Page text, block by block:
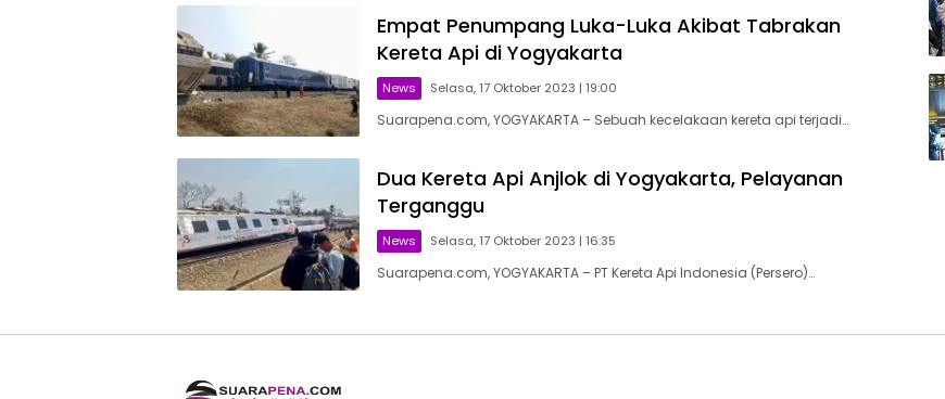
Empat Penumpang Luka-Luka Akibat Tabrakan
Kereta Api di Yogyakarta
News Selasa, 17 Oktober 2023 | 19:00
Suarapena.com, YOGYAKARTA – Sebuah kecelakaan kereta api terjadi…
Dua Kereta Api Anjlok di Yogyakarta, Pelayanan
Terganggu
News Selasa, 17 Oktober 2023 | 16:35
Suarapena.com, YOGYAKARTA – PT Kereta Api Indonesia (Persero)…